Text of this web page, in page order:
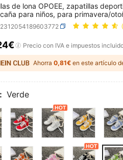
de lona OPOEE, zapatillas
para niños, para primavera/
unisex, de moda con suela baja,
casuales con cordones,
zapatos deportivos casuales
para niños
AND
Precio con IVA e impuestos
Ahorra 0,81€ en este artículo
Verde